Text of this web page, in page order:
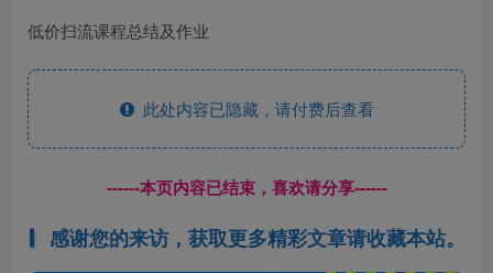
低价扫流课程总结及作业
此处内容已隐藏，请付费后查看
------本页内容已结束，喜欢请分享------
感谢您的来访，获取更多精彩文章请收藏本站。